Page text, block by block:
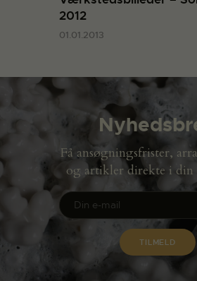
2012
01.01.2013
Få ansøgningsfrister,
og artikler direkte i din